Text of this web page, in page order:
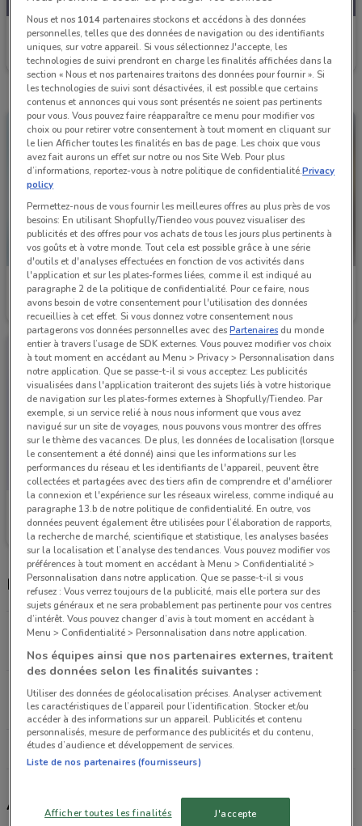
Pulsat
Valable jusqu'au 29/09 8.9 km
Pulsat
Valable jusqu'au 17/08 8.9 km
Pulsat
Valable jusqu'au 30/06
Pulsat
Valable jusqu'au 16/08 8.9 km
Magasins Pulsat dans les environs
Avenue Pierre Grenier, 31 Boulogne-billancourt
8.9 km
FERMÉ
Rue du Docteur Foucault, 42 Nanterre
9.5 km
FERMÉ
Tous les magasins Pulsat
Autres catalogues à proximité
Nous et nos 1014partenaires stockons et accédons à des données
personnelles, telles que des données de navigation ou des identifiants
uniques, sur votre appareil. Si vous sélectionnez J'accepte, les
technologies de suivi prendront en charge les finalités affichées dans la
section « Nous et nos partenaires traitons des données pour fournir ». Si
les technologies de suivi sont désactivées, il est possible que certains
contenus et annonces qui vous sont présentés ne soient pas pertinents
pour vous. Vous pouvez faire réapparaître ce menu pour modifier vos
choix ou pour retirer votre consentement à tout moment en cliquant sur
le lien Afficher toutes les finalités en bas de page. Les choix que vous
avez fait aurons un effet sur notre ou nos Site Web. Pour plus
d’informations, reportez-vous à notre politique de confidentialité.Privacy
policy
Permettez-nous de vous fournir les meilleures offres au plus près de vos
besoins: En utilisant Shopfully/Tiendeo vous pouvez visualiser des
publicités et des offres pour vos achats de tous les jours plus pertinents à
vos goûts et à votre monde. Tout cela est possible grâce à une série
d'outils et d'analyses effectuées en fonction de vos activités dans
l'application et sur les plates-formes liées, comme il est indiqué au
paragraphe 2 de la politique de confidentialité. Pour ce faire, nous
avons besoin de votre consentement pour l'utilisation des données
recueillies à cet effet. Si vous donnez votre consentement nous
partagerons vos données personnelles avec desPartenaires du monde
entier à travers l’usage de SDK externes. Vous pouvez modifier vos choix
à tout moment en accédant au Menu > Privacy > Personnalisation dans
notre application. Que se passe-t-il si vous acceptez: Les publicités
visualisées dans l'application traiteront des sujets liés à votre historique
de navigation sur les plates-formes externes à Shopfully/Tiendeo. Par
exemple, si un service relié à nous nous informent que vous avez
navigué sur un site de voyages, nous pouvons vous montrer des offres
sur le thème des vacances. De plus, les données de localisation (lorsque
le consentement a été donné) ainsi que les informations sur les
performances du réseau et les identifiants de l'appareil, peuvent être
collectées et partagées avec des tiers afin de comprendre et d'améliorer
la connexion et l'expérience sur les réseaux wireless, comme indiqué au
paragraphe 13.b de notre politique de confidentialité. En outre, vos
données peuvent également être utilisées pour l’élaboration de rapports,
la recherche de marché, scientifique et statistique, les analyses basées
sur la localisation et l’analyse des tendances. Vous pouvez modifier vos
préférences à tout moment en accédant à Menu > Confidentialité >
Personnalisation dans notre application. Que se passe-t-il si vous
refusez : Vous verrez toujours de la publicité, mais elle portera sur des
sujets généraux et ne sera probablement pas pertinente pour vos centres
d’intérêt. Vous pouvez changer d’avis à tout moment en accédant à
Menu > Confidentialité > Personnalisation dans notre application.
Nos équipes ainsi que nos partenaires externes, traitent
des données selon les finalités suivantes :
Utiliser des données de géolocalisation précises. Analyser activement
les caractéristiques de l’appareil pour l’identification. Stocker et/ou
accéder à des informations sur un appareil. Publicités et contenu
personnalisés, mesure de performance des publicités et du contenu,
études d’audience et développement de services.
Liste de nos partenaires (fournisseurs)
Afficher toutes les finalités J'accepte